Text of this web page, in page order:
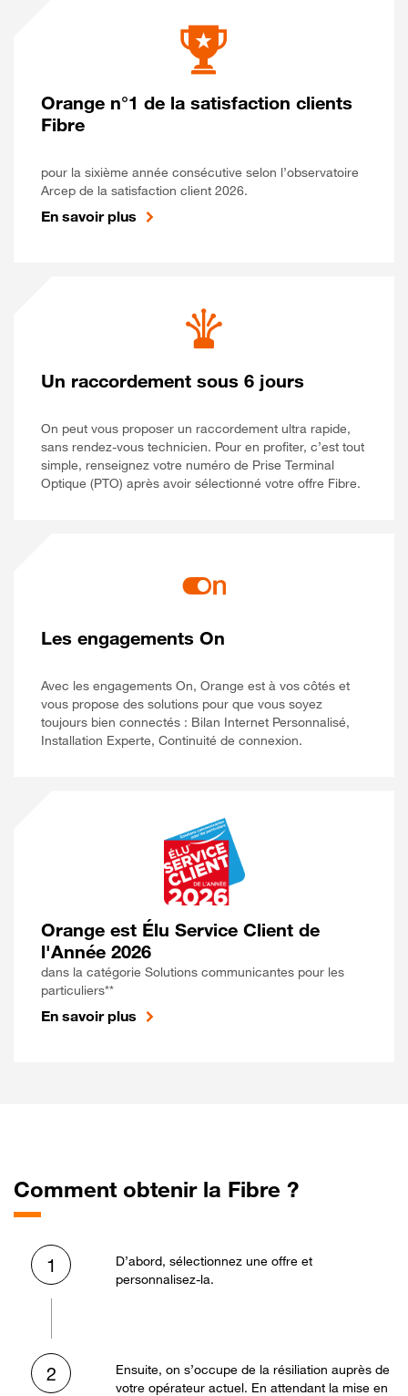
Orange n°1 de la satisfaction clients
Fibre
pour la sixième année consécutive selon l’observatoire
Arcep de la satisfaction client 2026.
En savoir plus
Un raccordement sous 6 jours
On peut vous proposer un raccordement ultra rapide,
sans rendez-vous technicien. Pour en profiter, c’est tout
simple, renseignez votre numéro de Prise Terminal
Optique (PTO) après avoir sélectionné votre offre Fibre.
Les engagements On
Avec les engagements On, Orange est à vos côtés et
vous propose des solutions pour que vous soyez
toujours bien connectés : Bilan Internet Personnalisé,
Installation Experte, Continuité de connexion.
Orange est Élu Service Client de
l'Année 2026
dans la catégorie Solutions communicantes pour les
particuliers**
En savoir plus
Comment obtenir la Fibre ?
1
D’abord, sélectionnez une offre et
personnalisez-la.
2
Ensuite, on s’occupe de la résiliation auprès de
votre opérateur actuel. En attendant la mise en